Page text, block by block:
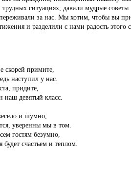
ситуациях, давали мудрые
за нас. Мы хотим, чтобы вы
и разделили с нами радость этого
скорей примите,
наступил у нас.
придите,
наш девятый класс.
и шумно,
уверенны мы в том.
гостям безумно,
будет счастьем и теплом.